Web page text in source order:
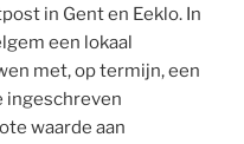
in Gent en Eeklo. In
een lokaal
met, op termijn, een
ingeschreven
waarde aan